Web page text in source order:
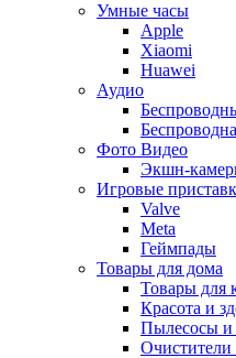
Умные часы
Apple
Xiaomi
Huawei
Аудио
Фото Видео
Экшн-
Игровые
Valve
Meta
Геймпады
Товары для дома
Товары для
Красота и
Пылесосы
Очистители